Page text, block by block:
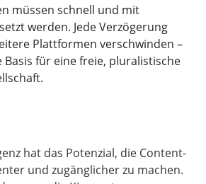
müssen schnell und mit
werden. Jede Verzögerung
Plattformen verschwinden –
für eine freie, pluralistische
hat das Potenzial, die Content-
und zugänglicher zu machen.